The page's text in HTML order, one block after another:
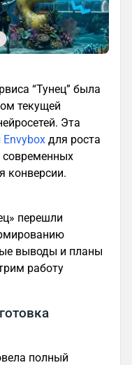
“Тунец” была
текущей
Эта
Envybox для роста
современных
конверсии.
перешли
выводы и планы
работу
полный